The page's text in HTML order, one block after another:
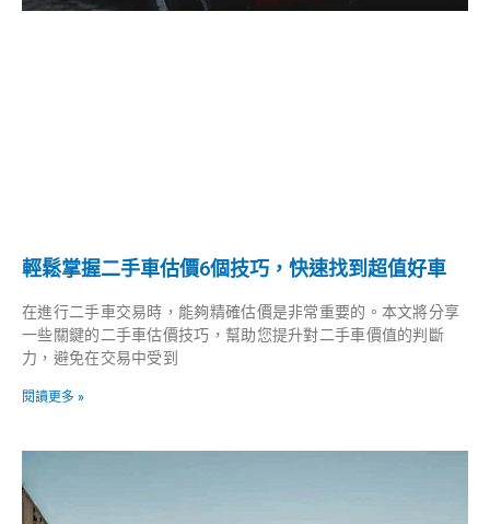
輕鬆掌握二手車估價6個技巧，快速找到超值好車
在進行二手車交易時，能夠精確估價是非常重要的。本文將分享
一些關鍵的二手車估價技巧，幫助您提升對二手車價值的判斷
力，避免在交易中受到
閱讀更多 »